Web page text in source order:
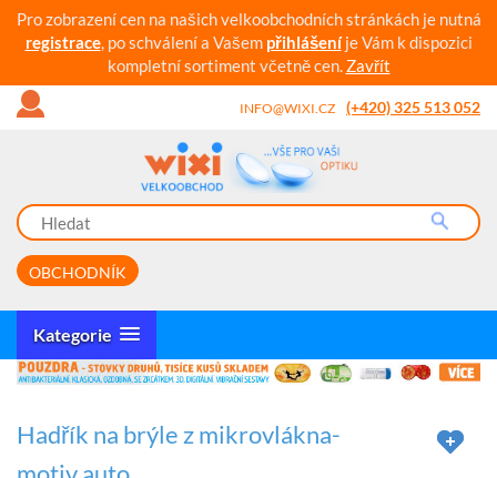
Pro zobrazení cen na našich velkoobchodních stránkách je nutná
registrace, po schválení a Vašem přihlášeníje Vám k dispozici
kompletní sortiment včetně cen. Zavřít
INFO@WIXI.CZ (+420) 325 513 052
OBCHODNÍK
Kategorie
Hadřík na brýle z mikrovlákna-